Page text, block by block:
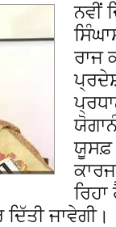
ਨਵੀਂ
ਰਾਜ
ਯੂਸਫ਼
ਜਾਵੇਗੀ।